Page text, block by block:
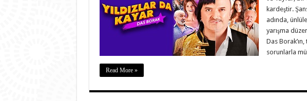
kardeştir.
adında,
yarışma
Das
sorunlarla
Read More »